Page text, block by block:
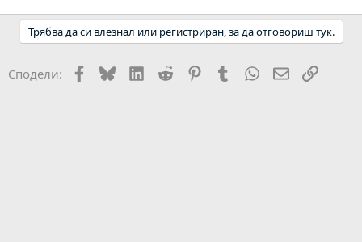
Трябва да си влезнал или регистриран, за да отговориш тук.
Сподели: Facebook
BlueskyLinkedIn
Reddit PinterestTumblr WhatsApp
EmailLink